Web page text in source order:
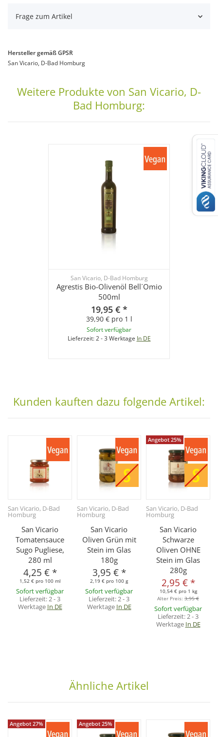
Frage zum Artikel
Hersteller gemäß GPSR
San Vicario, D-Bad Homburg
Weitere Produkte von San Vicario, D-
Bad Homburg:
San Vicario, D-Bad Homburg
Agrestis Bio-Olivenöl Bell´Omio
500ml
19,95 € *
39,90 € pro 1 l
Sofort verfügbar
Lieferzeit:2 - 3 Werktage In DE
Kunden kauften dazu folgende Artikel:
San Vicario, D-Bad
Homburg
San Vicario
Tomatensauce
Sugo Pugliese,
280 ml
4,25 € *
1,52 € pro 100 ml
Sofort verfügbar
Lieferzeit:2 - 3
Werktage In DE
San Vicario, D-Bad
Homburg
San Vicario
Oliven Grün mit
Stein im Glas
180g
3,95 € *
2,19 € pro 100 g
Sofort verfügbar
Lieferzeit:2 - 3
Werktage In DE
Angebot 25%
San Vicario, D-Bad
Homburg
San Vicario
Schwarze
Oliven OHNE
Stein im Glas
280g
2,95 € *
10,54 € pro 1 kg
Alter Preis: 3,95 €
Sofort verfügbar
Lieferzeit:2 - 3
Werktage In DE
Ähnliche Artikel
Angebot 27% Angebot 25%